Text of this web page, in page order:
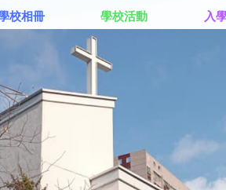
校相冊 學校活動 入